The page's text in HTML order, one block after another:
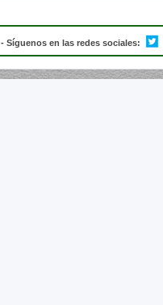
- Síguenos en las redes sociales: